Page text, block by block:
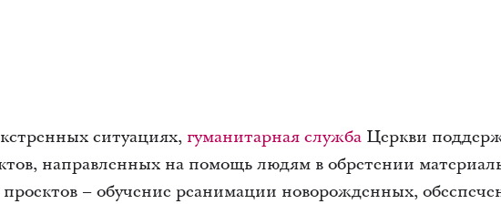
ситуациях, гуманитарная службаЦеркви
направленных на помощь людям в обретении
– обучение реанимации новорожденных,